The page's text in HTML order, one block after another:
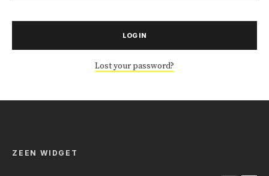
LOG IN
Lost your password?
ZEEN WIDGET